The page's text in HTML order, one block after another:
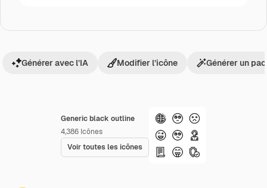
Generic black outline
4,386 Icônes
Voir toutes les icônes
Générer avec l’IA Modifier l’icône Générer un